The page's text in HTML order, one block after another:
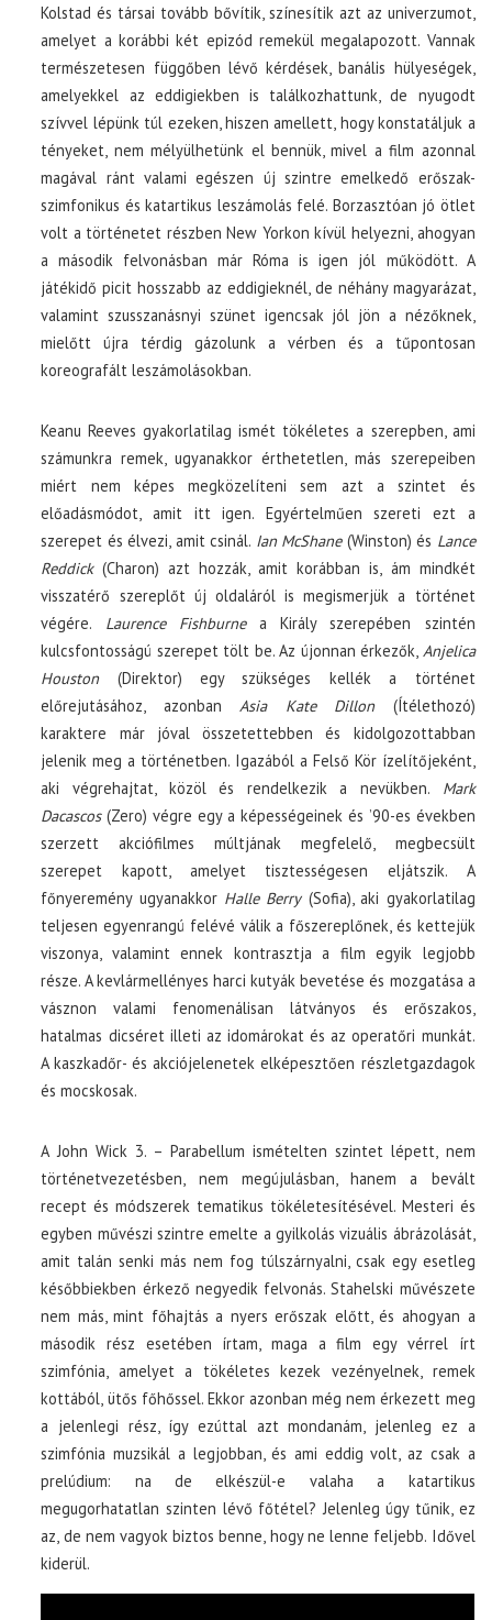
Kolstad és társai tovább bővítik, színesítik azt az univerzumot,
amelyet a korábbi két epizód remekül megalapozott. Vannak
természetesen függőben lévő kérdések, banális hülyeségek,
amelyekkel az eddigiekben is találkozhattunk, de nyugodt
szívvel lépünk túl ezeken, hiszen amellett, hogy konstatáljuk a
tényeket, nem mélyülhetünk el bennük, mivel a film azonnal
magával ránt valami egészen új szintre emelkedő erőszak-
szimfonikus és katartikus leszámolás felé. Borzasztóan jó ötlet
volt a történetet részben New Yorkon kívül helyezni, ahogyan
a második felvonásban már Róma is igen jól működött. A
játékidő picit hosszabb az eddigieknél, de néhány magyarázat,
valamint szusszanásnyi szünet igencsak jól jön a nézőknek,
mielőtt újra térdig gázolunk a vérben és a tűpontosan
koreografált leszámolásokban.
Keanu Reeves gyakorlatilag ismét tökéletes a szerepben, ami
számunkra remek, ugyanakkor érthetetlen, más szerepeiben
miért nem képes megközelíteni sem azt a szintet és
előadásmódot, amit itt igen. Egyértelműen szereti ezt a
szerepet és élvezi, amit csinál. Ian McShane(Winston) és Lance
Reddick(Charon) azt hozzák, amit korábban is, ám mindkét
visszatérő szereplőt új oldaláról is megismerjük a történet
végére. Laurence Fishburnea Király szerepében szintén
kulcsfontosságú szerepet tölt be. Az újonnan érkezők, Anjelica
Houston(Direktor) egy szükséges kellék a történet
előrejutásához, azonbanAsia Kate Dillon(Ítélethozó)
karaktere már jóval összetettebben és kidolgozottabban
jelenik meg a történetben. Igazából a Felső Kör ízelítőjeként,
aki végrehajtat, közöl és rendelkezik a nevükben. Mark
Dacascos(Zero) végre egy a képességeinek és ’90-es években
szerzett akciófilmes múltjának megfelelő, megbecsült
szerepet kapott, amelyet tisztességesen eljátszik. A
főnyeremény ugyanakkor Halle Berry(Sofia), aki gyakorlatilag
teljesen egyenrangú felévé válik a főszereplőnek, és kettejük
viszonya, valamint ennek kontrasztja a film egyik legjobb
része. A kevlármellényes harci kutyák bevetése és mozgatása a
vásznon valami fenomenálisan látványos és erőszakos,
hatalmas dicséret illeti az idomárokat és az operatőri munkát.
A kaszkadőr- és akciójelenetek elképesztően részletgazdagok
és mocskosak.
A John Wick 3. – Parabellum ismételten szintet lépett, nem
történetvezetésben, nem megújulásban, hanem a bevált
recept és módszerek tematikus tökéletesítésével. Mesteri és
egyben művészi szintre emelte a gyilkolás vizuális ábrázolását,
amit talán senki más nem fog túlszárnyalni, csak egy esetleg
későbbiekben érkező negyedik felvonás. Stahelski művészete
nem más, mint főhajtás a nyers erőszak előtt, és ahogyan a
második rész esetében írtam, maga a film egy vérrel írt
szimfónia, amelyet a tökéletes kezek vezényelnek, remek
kottából, ütős főhőssel. Ekkor azonban még nem érkezett meg
a jelenlegi rész, így ezúttal azt mondanám, jelenleg ez a
szimfónia muzsikál a legjobban, és ami eddig volt, az csak a
prelúdium: na de elkészül-e valaha a katartikus
megugorhatatlan szinten lévő főtétel? Jelenleg úgy tűnik, ez
az, de nem vagyok biztos benne, hogy ne lenne feljebb. Idővel
kiderül.